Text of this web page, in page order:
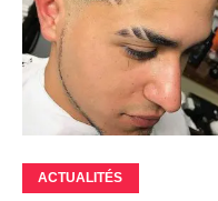
ACTUALITÉS